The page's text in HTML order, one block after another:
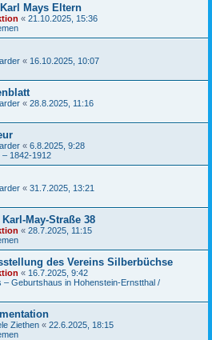
Mays Eltern
« 21.10.2025, 15:36
« 16.10.2025, 10:07
« 28.8.2025, 11:16
« 6.8.2025, 9:28
– 1842-1912
« 31.7.2025, 13:21
May-Straße 38
« 28.7.2025, 11:15
des Vereins Silberbüchse
« 16.7.2025, 9:42
– Geburtshaus in Hohenstein-Ernstthal /
Ziethen « 22.6.2025, 18:15